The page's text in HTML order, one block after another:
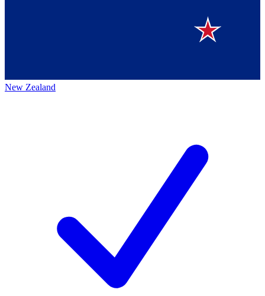
New Zealand